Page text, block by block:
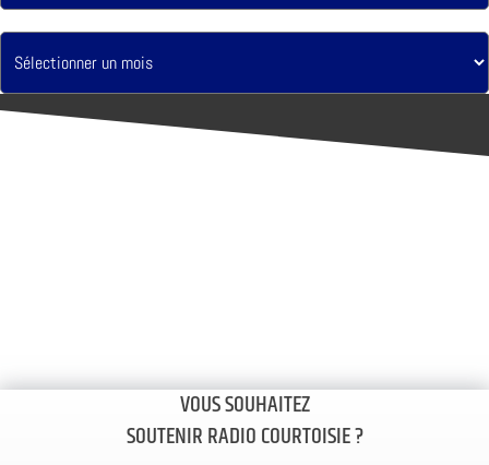
VOUS SOUHAITEZ
SOUTENIR RADIO COURTOISIE ?